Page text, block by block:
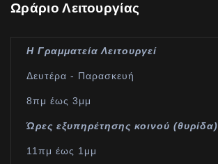
Ωράριο Λειτουργίας
Η Γραμματεία Λειτουργεί
Δευτέρα - Παρασκευή
8πμ έως 3μμ
Ώρες εξυπηρέτησης κοινού (θυρίδα)
11πμ έως 1μμ